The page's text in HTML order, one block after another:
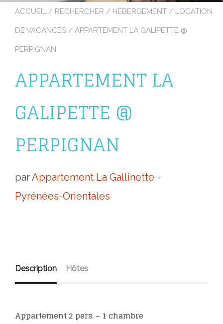
ACCUEIL / RECHERCHER / HÉBERGEMENT / LOCATION
DE VACANCES / APPARTEMENT LA GALIPETTE @
PERPIGNAN
APPARTEMENT LA
GALIPETTE @
PERPIGNAN
parAppartement La Gallinette -
Pyrénées-Orientales
Description Hôtes
Appartement 2 pers. – 1 chambre